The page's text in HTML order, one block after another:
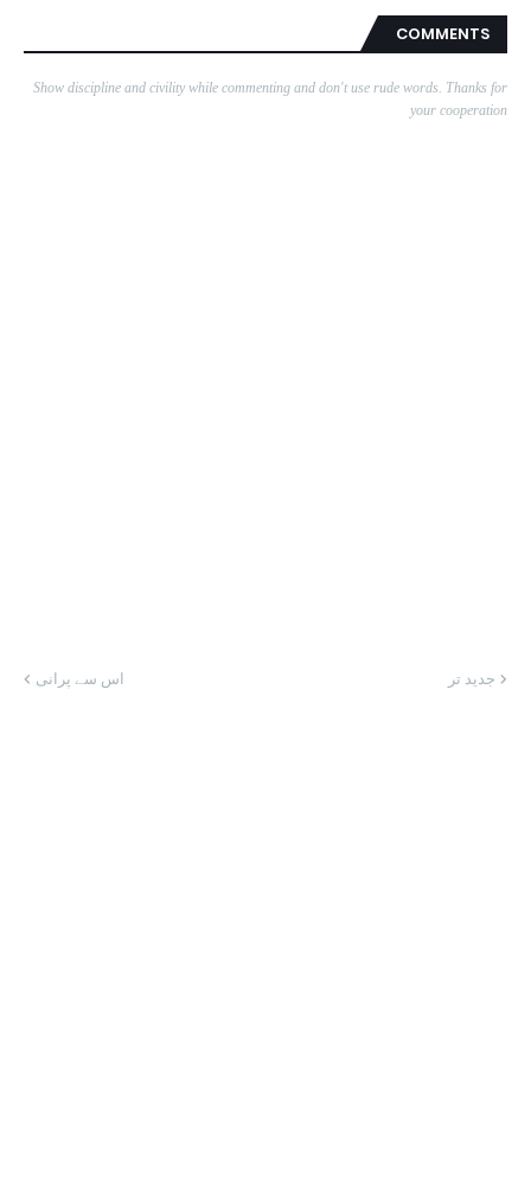
COMMENTS
Show discipline and civility while commenting and don't use rude words. Thanks for
your cooperation
جدید تر اس سے پرانی